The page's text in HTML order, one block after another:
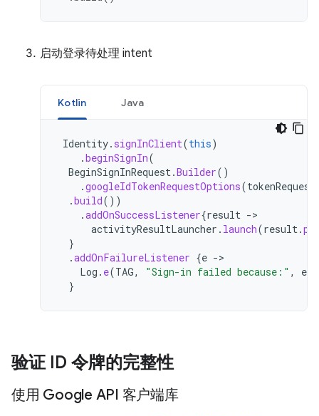
启动登录待处理 intent
Kotlin Java
Identity. signInClient(this)
.beginSignIn(
BeginSignInRequest.Builder()
.googleIdTokenRequestOptions(
.build())
.addOnSuccessListener{result -
activityResultLauncher . launch(result.
}
.addOnFailureListener {e -
Log . e(TAG, "Sign-in failed because:" , e
}
验证 ID 令牌的完整性
使用 Google API 客户端库